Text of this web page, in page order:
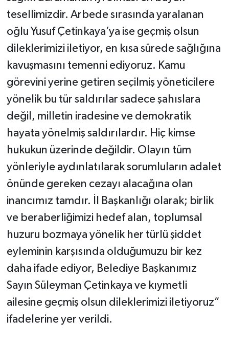
tesellimizdir. Arbede sırasında yaralanan
oğlu Yusuf Çetinkaya’ya ise geçmiş olsun
dileklerimizi iletiyor, en kısa sürede sağlığına
kavuşmasını temenni ediyoruz. Kamu
görevini yerine getiren seçilmiş yöneticilere
yönelik bu tür saldırılar sadece şahıslara
değil, milletin iradesine ve demokratik
hayata yönelmiş saldırılardır. Hiç kimse
hukukun üzerinde değildir. Olayın tüm
yönleriyle aydınlatılarak sorumluların adalet
önünde gereken cezayı alacağına olan
inancımız tamdır. İl Başkanlığı olarak; birlik
ve beraberliğimizi hedef alan, toplumsal
huzuru bozmaya yönelik her türlü şiddet
eyleminin karşısında olduğumuzu bir kez
daha ifade ediyor, Belediye Başkanımız
Sayın Süleyman Çetinkaya ve kıymetli
ailesine geçmiş olsun dileklerimizi iletiyoruz”
ifadelerine yer verildi.